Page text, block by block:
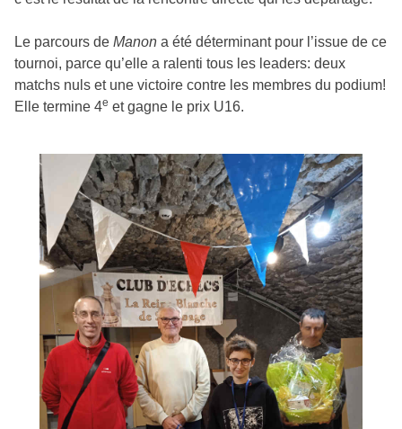
Le parcours deManon a été déterminant pour l’issue de ce
tournoi, parce qu’elle a ralenti tous les leaders: deux
matchs nuls et une victoire contre les membres du podium!
Elle termine 4e et gagne le prix U16.